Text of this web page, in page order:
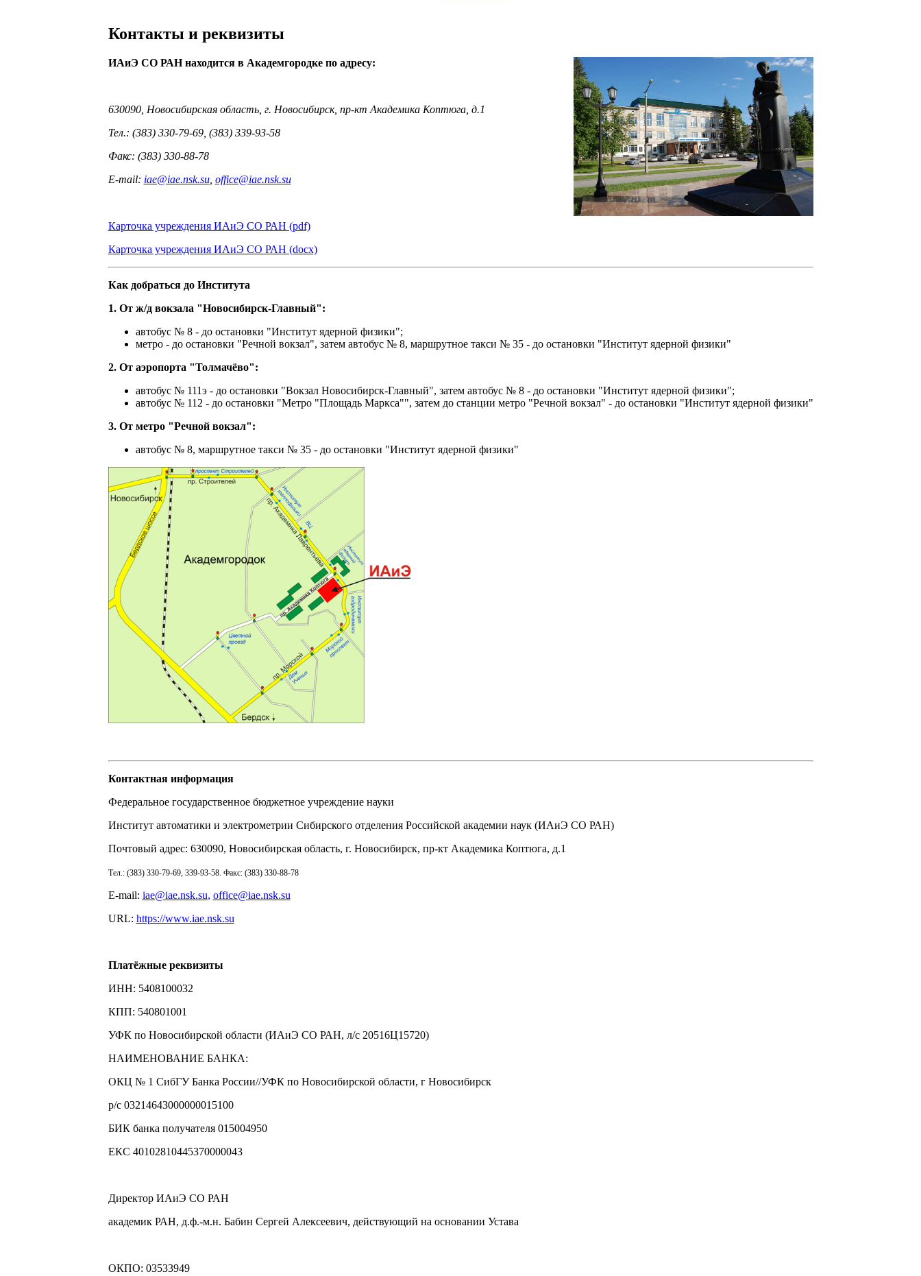
Контакты и реквизиты
ИАиЭ СО РАН находится в Академгородке по адресу:
630090, Новосибирская область, г. Новосибирск, пр-кт Академика Коптюга, д.1
Тел.: (383) 330-79-69, (383) 339-93-58
Факс: (383) 330-88-78
E-mail: iae@iae.nsk.su, office@iae.nsk.su
Карточка учреждения ИАиЭ СО РАН (pdf)
Карточка учреждения ИАиЭ СО РАН (docx)
Как добраться до Института
1. От ж/д вокзала "Новосибирск-Главный":
автобус № 8 - до остановки "Институт ядерной физики";
метро - до остановки "Речной вокзал", затем автобус № 8, маршрутное такси № 35 - до остановки "Институт ядерной физики"
2. От аэропорта "Толмачёво":
автобус № 111э - до остановки "Вокзал Новосибирск-Главный", затем автобус № 8 - до остановки "Институт ядерной физики";
автобус № 112 - до остановки "Метро "Площадь Маркса"", затем до станции метро "Речной вокзал" - до остановки "Институт ядерной физики"
3. От метро "Речной вокзал":
автобус № 8, маршрутное такси № 35 - до остановки "Институт ядерной физики"
Контактная информация
Федеральное государственное бюджетное учреждение науки
Институт автоматики и электрометрии Сибирского отделения Российской академии наук (ИАиЭ СО РАН)
Почтовый адрес: 630090, Новосибирская область, г. Новосибирск, пр-кт Академика Коптюга, д.1
Тел.: (383) 330-79-69, 339-93-58. Факс: (383) 330-88-78
E-mail: iae@iae.nsk.su, office@iae.nsk.su
URL: https://www.iae.nsk.su
Платёжные реквизиты
ИНН: 5408100032
КПП: 540801001
УФК по Новосибирской области (ИАиЭ СО РАН, л/с 20516Ц15720)
НАИМЕНОВАНИЕ БАНКА:
ОКЦ № 1 СибГУ Банка России//УФК по Новосибирской области, г Новосибирск
р/с 03214643000000015100
БИК банка получателя 015004950
ЕКС 40102810445370000043
Директор ИАиЭ СО РАН
академик РАН, д.ф.-м.н. Бабин Сергей Алексеевич, действующий на основании Устава
ОКПО: 03533949